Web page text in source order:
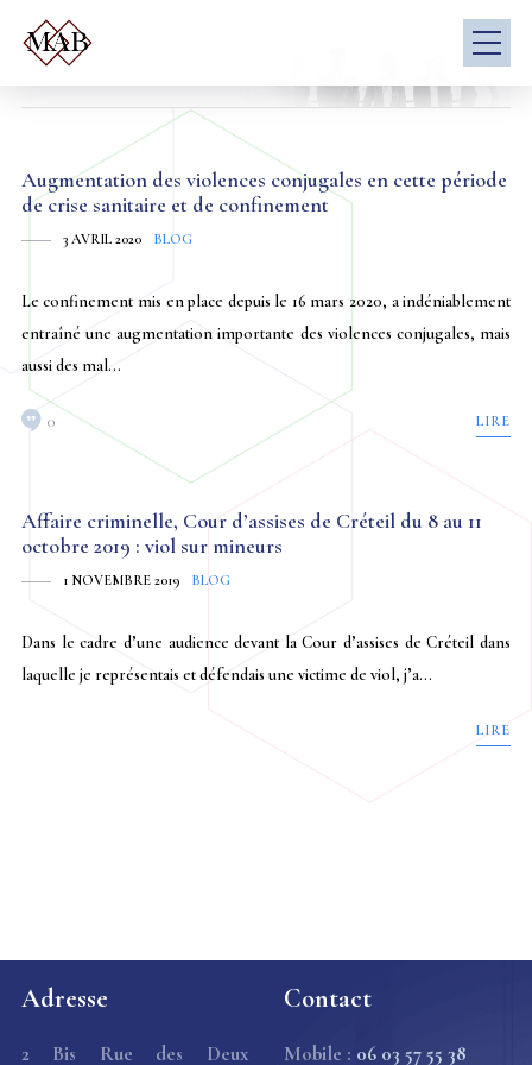
Augmentation des violences conjugales en cette période
de crise sanitaire et de confinement
3 AVRIL 2020 BLOG
Le confinement mis en place depuis le 16 mars 2020, a indéniablement
entraîné une augmentation importante des violences conjugales, mais
aussi des mal...
LIRE
0
Affaire criminelle, Cour d’assises de Créteil du 8 au 11
octobre 2019 : viol sur mineurs
1 NOVEMBRE 2019 BLOG
Dans le cadre d’une audience devant la Cour d’assises de Créteil dans
laquelle je représentais et défendais une victime de viol, j’a...
LIRE
Adresse
2 Bis Rue des Deux
Contact
Mobile : 06 03 57 55 38